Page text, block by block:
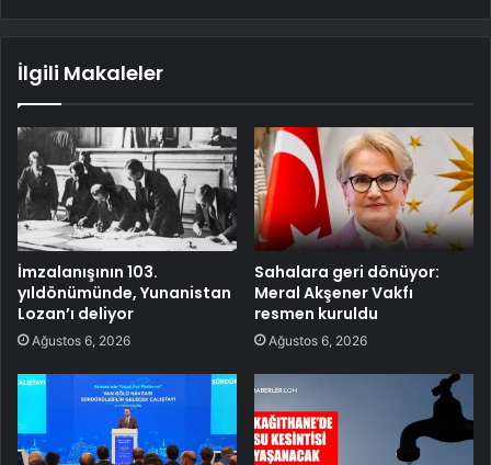
İlgili Makaleler
İmzalanışının 103.
yıldönümünde, Yunanistan
Lozan’ı deliyor
Ağustos 6, 2026
Sahalara geri dönüyor:
Meral Akşener Vakfı
resmen kuruldu
Ağustos 6, 2026